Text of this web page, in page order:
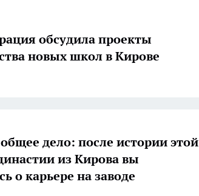
обсудила проекты
новых школ в Кирове
общее дело: после истории этой
из Кирова вы
о карьере на заводе